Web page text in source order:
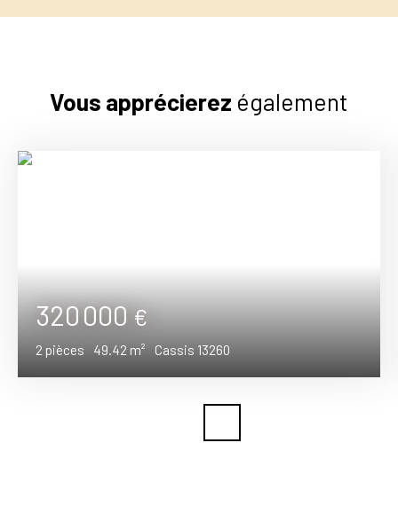
Vous apprécierez également
320 000€
2 pièces 49.42 m² Cassis 13260